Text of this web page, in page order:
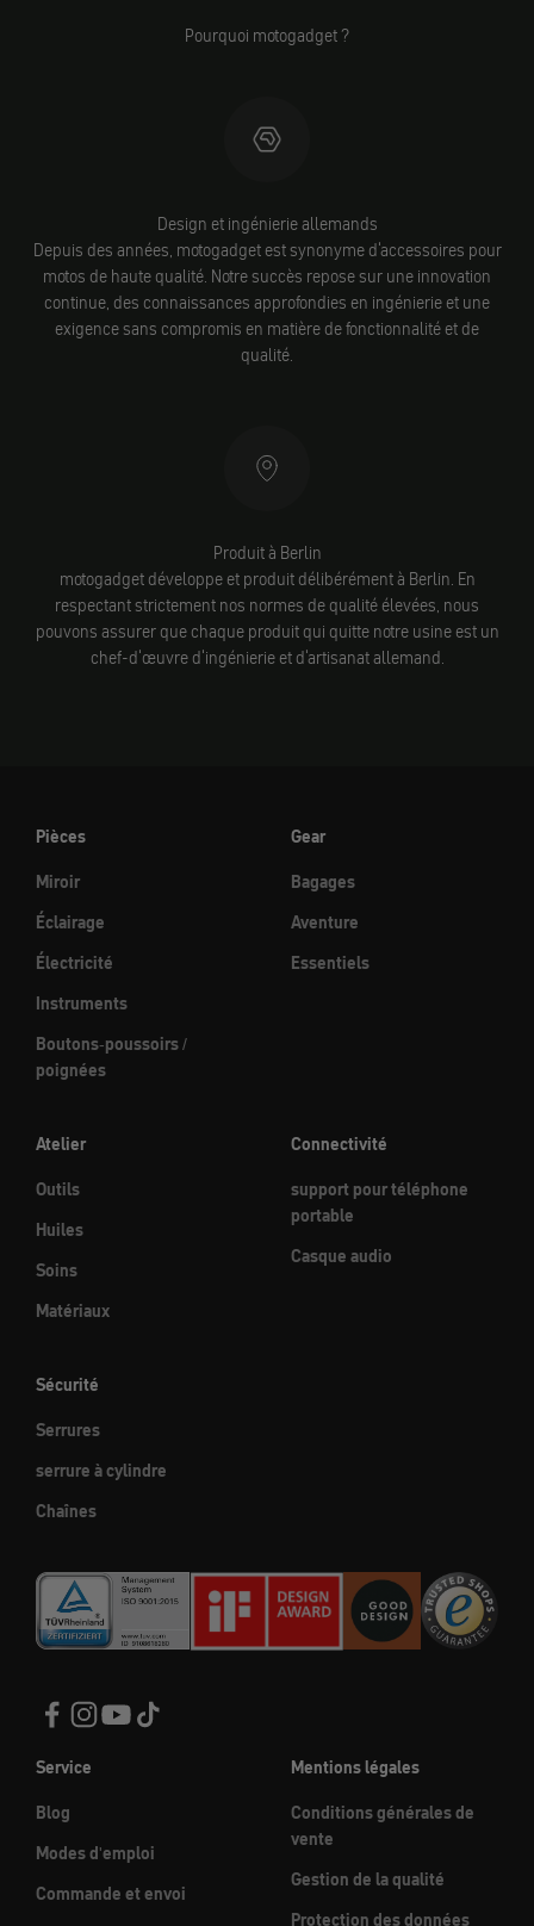
Pourquoi motogadget ?
Design et ingénierie allemands
Depuis des années, motogadget est synonyme d'accessoires pour
motos de haute qualité. Notre succès repose sur une innovation
continue, des connaissances approfondies en ingénierie et une
exigence sans compromis en matière de fonctionnalité et de
qualité.
Produit à Berlin
motogadget développe et produit délibérément à Berlin. En
respectant strictement nos normes de qualité élevées, nous
pouvons assurer que chaque produit qui quitte notre usine est un
chef-d'œuvre d'ingénierie et d'artisanat allemand.
Pièces
Miroir
Éclairage
Électricité
Instruments
Boutons-poussoirs /
poignées
Gear
Bagages
Aventure
Essentiels
Atelier
Outils
Huiles
Soins
Matériaux
Connectivité
support pour téléphone
portable
Casque audio
Sécurité
Serrures
serrure à cylindre
Chaînes
Service
Blog
Modes d'emploi
Commande et envoi
Mentions légales
Conditions générales de
vente
Gestion de la qualité
Protection des données